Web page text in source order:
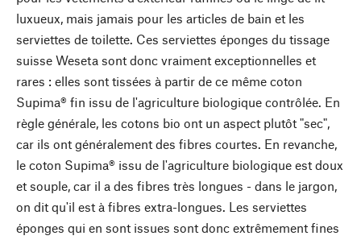
luxueux, mais jamais pour les articles de bain et les
serviettes de toilette. Ces serviettes éponges du tissage
suisse Weseta sont donc vraiment exceptionnelles et
rares : elles sont tissées à partir de ce même coton
Supima® fin issu de l'agriculture biologique contrôlée. En
règle générale, les cotons bio ont un aspect plutôt "sec",
car ils ont généralement des fibres courtes. En revanche,
le coton Supima® issu de l'agriculture biologique est doux
et souple, car il a des fibres très longues - dans le jargon,
on dit qu'il est à fibres extra-longues. Les serviettes
éponges qui en sont issues sont donc extrêmement fines